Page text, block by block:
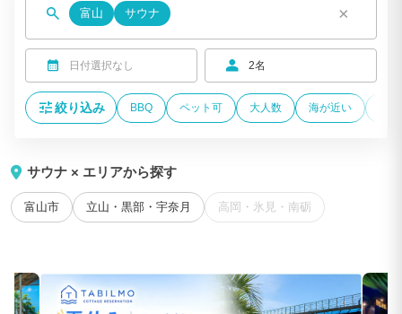
富山 サウナ ×
日付選択なし 2名
絞り込み BBQ ペット可 大人数 海が近い
サウナ × エリアから探す
富山市 立山・黒部・宇奈月 高岡・氷見・南砺